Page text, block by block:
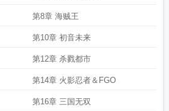
第8章 海贼王
第10章 初音未来
第12章 杀戮都市
第14章 火影忍者＆FGO
第16章 三国无双